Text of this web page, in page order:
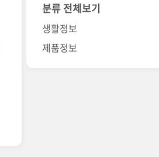
분류 전체보기
생활정보
제품정보